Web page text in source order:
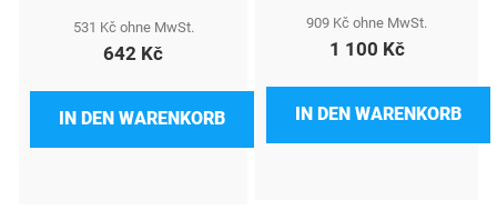
531 Kč ohne MwSt.
642 Kč
IN DEN WARENKORB
909 Kč ohne MwSt.
1 100 Kč
IN DEN WARENKORB